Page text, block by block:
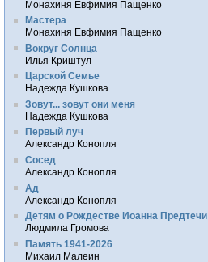
Монахиня Евфимия Пащенко
Мастера
Монахиня Евфимия Пащенко
Вокруг Солнца
Илья Криштул
Царской Семье
Надежда Кушкова
Зовут... зовут они меня
Надежда Кушкова
Первый луч
Александр Конопля
Сосед
Александр Конопля
Ад
Александр Конопля
Детям о Рождестве Иоанна Предтечи
Людмила Громова
Память 1941-2026
Михаил Малеин